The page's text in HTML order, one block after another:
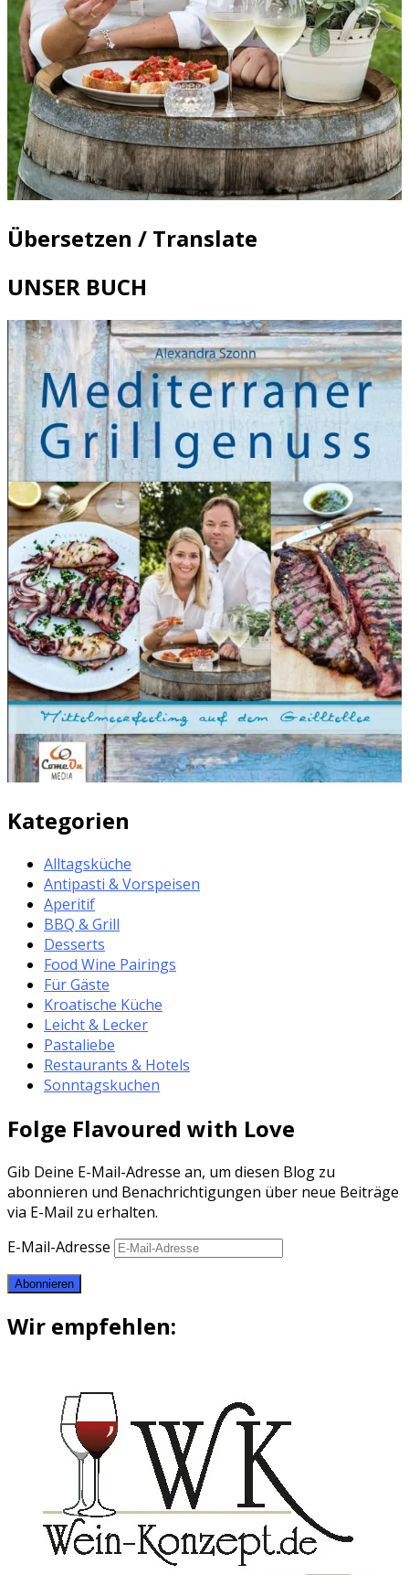
Übersetzen / Translate
UNSER BUCH
Kategorien
Alltagsküche
Antipasti & Vorspeisen
Aperitif
BBQ & Grill
Desserts
Food Wine Pairings
Für Gäste
Kroatische Küche
Leicht & Lecker
Pastaliebe
Restaurants & Hotels
Sonntagskuchen
Folge Flavoured with Love
Gib Deine E-Mail-Adresse an, um diesen Blog zu
abonnieren und Benachrichtigungen über neue Beiträge
via E-Mail zu erhalten.
E-Mail-Adresse
Abonnieren
Wir empfehlen: